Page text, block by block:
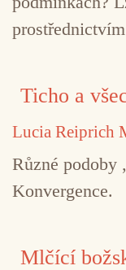
Ticho a
Lucia Reiprich
Různé podoby
Konvergence.
Mlčící